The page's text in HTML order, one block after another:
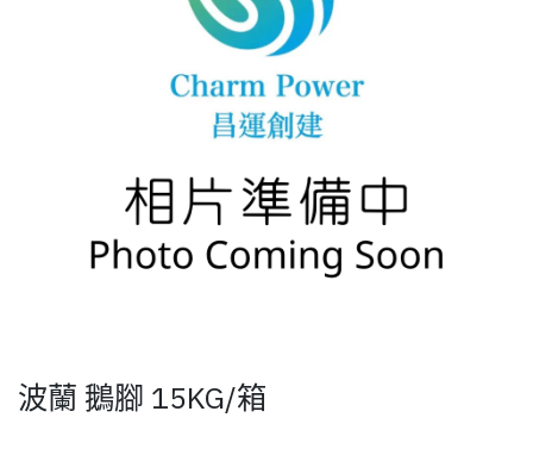
波蘭 鵝腳 15KG/箱